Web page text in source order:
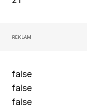
REKLAM
false
false
false